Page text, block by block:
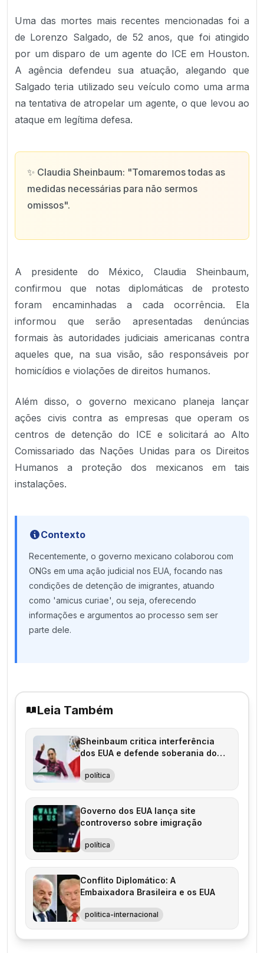
Uma das mortes mais recentes mencionadas foi a
de Lorenzo Salgado, de 52 anos, que foi atingido
por um disparo de um agente do ICE em Houston.
A agência defendeu sua atuação, alegando que
Salgado teria utilizado seu veículo como uma arma
na tentativa de atropelar um agente, o que levou ao
ataque em legítima defesa.
✨ Claudia Sheinbaum: "Tomaremos todas as
medidas necessárias para não sermos
omissos".
A presidente do México, Claudia Sheinbaum,
confirmou que notas diplomáticas de protesto
foram encaminhadas a cada ocorrência. Ela
informou que serão apresentadas denúncias
formais às autoridades judiciais americanas contra
aqueles que, na sua visão, são responsáveis por
homicídios e violações de direitos humanos.
Além disso, o governo mexicano planeja lançar
ações civis contra as empresas que operam os
centros de detenção do ICE e solicitará ao Alto
Comissariado das Nações Unidas para os Direitos
Humanos a proteção dos mexicanos em tais
instalações.
Contexto
Recentemente, o governo mexicano colaborou com
ONGs em uma ação judicial nos EUA, focando nas
condições de detenção de imigrantes, atuando
como 'amicus curiae', ou seja, oferecendo
informações e argumentos ao processo sem ser
parte dele.
Leia Também
Sheinbaum critica interferência
dos EUA e defende soberania do
política
Governo dos EUA lança site
controverso sobre imigração
política
Conflito Diplomático: A
Embaixadora Brasileira e os EUA
politica-internacional